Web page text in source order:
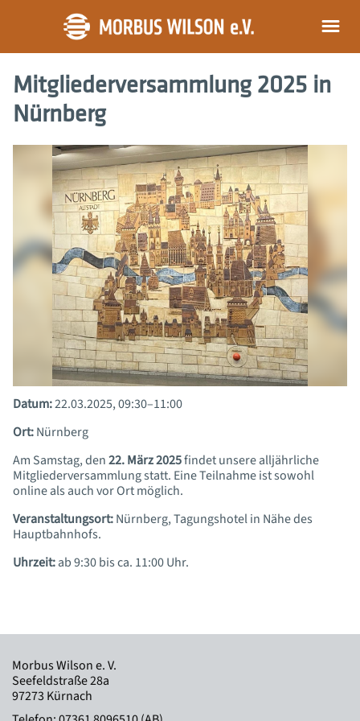
Mitglieder­versammlung 2025 in
Nürnberg
Datum:22.03.2025, 09:30–11:00
Ort:Nürnberg
Am Samstag, den22. März 2025findet unsere alljährliche
Mitgliederversammlung statt. Eine Teilnahme ist sowohl
online als auch vor Ort möglich.
Veranstaltungsort:Nürnberg, Tagungshotel in Nähe des
Hauptbahnhofs.
Uhrzeit:ab 9:30 bis ca. 11:00 Uhr.
Morbus Wilson e. V.
Seefeldstraße 28a
97273 Kürnach